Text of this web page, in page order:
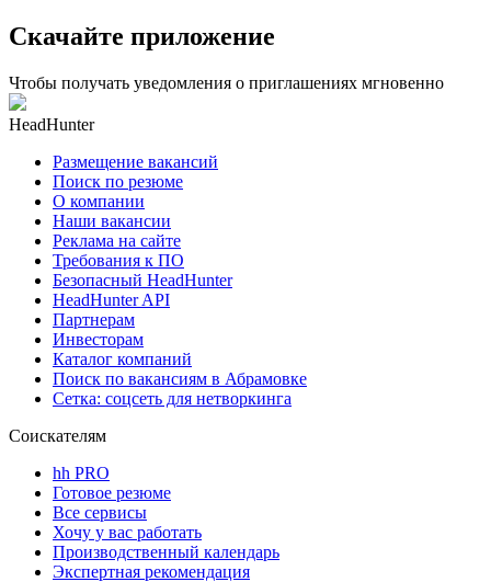
Скачайте приложение
Чтобы получать уведомления о приглашениях мгновенно
HeadHunter
Размещение вакансий
Поиск по резюме
О компании
Наши вакансии
Реклама на сайте
Требования к ПО
Безопасный HeadHunter
HeadHunter API
Партнерам
Инвесторам
Каталог компаний
Поиск по вакансиям в Абрамовке
Сетка: соцсеть для нетворкинга
Соискателям
hh PRO
Готовое резюме
Все сервисы
Хочу у вас работать
Производственный календарь
Экспертная рекомендация